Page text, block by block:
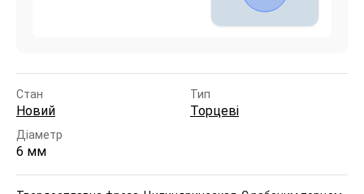
Стан
Новий
Тип
Торцеві
Діаметр
6 мм